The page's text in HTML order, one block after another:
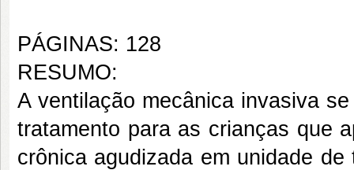
PÁGINAS: 128
RESUMO:
A ventilação mecânica invasiva
tratamento para as crianças que
crônica agudizada em unidade